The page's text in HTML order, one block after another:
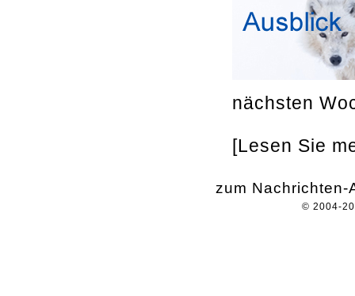
nächsten
[Lesen Sie
zum Nachrichten-
© 2004-